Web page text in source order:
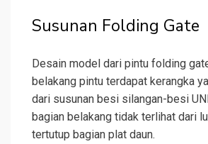
Susunan Folding Gate
Desain model dari pintu folding
belakang pintu terdapat kerangka
dari susunan besi silangan-besi
bagian belakang tidak terlihat dari
tertutup bagian plat daun.